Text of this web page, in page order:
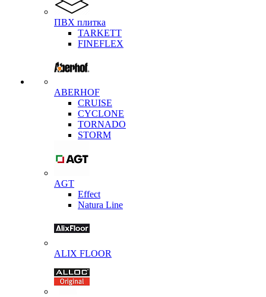
ПВХ плитка
TARKETT
FINEFLEX
ABERHOF
CRUISE
CYCLONE
TORNADO
STORM
AGT
Effect
Natura Line
ALIX FLOOR